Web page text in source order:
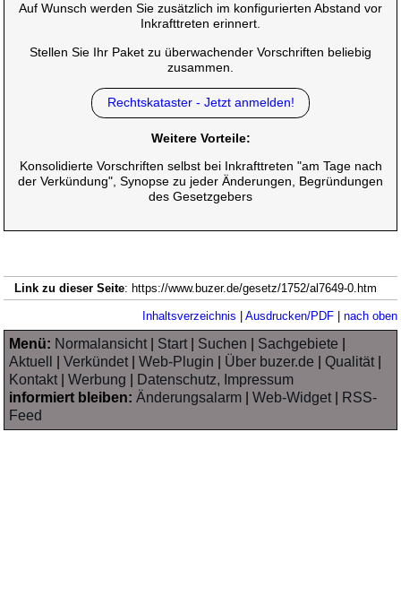
Auf Wunsch werden Sie zusätzlich im konfigurierten Abstand vor
Inkrafttreten erinnert.
Stellen Sie Ihr Paket zu überwachender Vorschriften beliebig
zusammen.
Rechtskataster - Jetzt anmelden!
Weitere Vorteile:
Konsolidierte Vorschriften selbst bei Inkrafttreten "am Tage nach
der Verkündung", Synopse zu jeder Änderungen, Begründungen
des Gesetzgebers
Link zu dieser Seite: https://www.buzer.de/gesetz/1752/al7649-0.htm
Inhaltsverzeichnis Ausdrucken/PDF| nach oben
Menü: Normalansicht| Start| Suchen Sachgebiete
Aktuell
|Verkündet|Web-Plugin Über buzer.de |Qualität|
Kontakt|Werbung
Datenschutz, Impressum
informiert bleiben: Änderungsalarm |Web-Widget|
RSS-
Feed